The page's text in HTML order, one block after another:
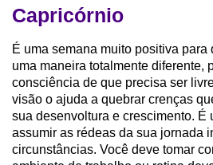
Capricórnio
É uma semana muito positiva
uma maneira totalmente diferente,
consciência de que precisa ser
visão o ajuda a quebrar crenças
sua desenvoltura e crescimento. É
assumir as rédeas da sua jornada
circunstâncias. Você deve tomar